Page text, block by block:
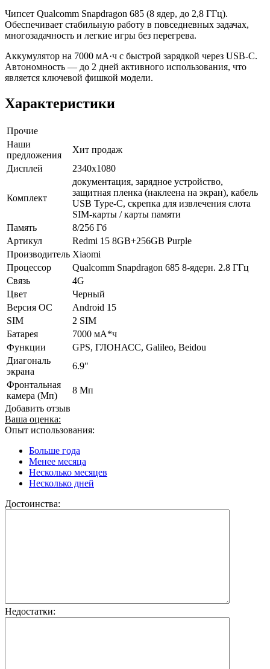
Чипсет Qualcomm Snapdragon 685 (8 ядер, до 2,8 ГГц).
Обеспечивает стабильную работу в повседневных задачах,
многозадачность и легкие игры без перегрева.
Аккумулятор на 7000 мА·ч с быстрой зарядкой через USB-C.
Автономность — до 2 дней активного использования, что
является ключевой фишкой модели.
Характеристики
Прочие
Наши
предложения
Хит продаж
Дисплей
2340x1080
Комплект
документация, зарядное устройство,
защитная пленка (наклеена на экран), кабель
USB Type-C, скрепка для извлечения слота
SIM-карты / карты памяти
Память
8/256 Гб
Артикул
Redmi 15 8GB+256GB Purple
Производитель Xiaomi
Процессор
Qualcomm Snapdragon 685 8-ядерн. 2.8 ГГц
Связь
4G
Цвет
Черный
Версия ОС
Android 15
SIM
2 SIM
Батарея
7000 мА*ч
Функции
GPS, ГЛОНАСС, Galileo, Beidou
Диагональ
экрана
6.9"
Фронтальная
камера (Мп)
8 Мп
Добавить отзыв
Ваша оценка:
Опыт использования:
Больше года
Менее месяца
Несколько месяцев
Несколько дней
Достоинства:
Недостатки: